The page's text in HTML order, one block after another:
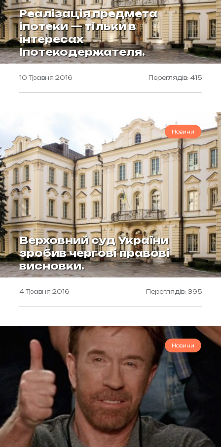
Реалізація предмета
іпотеки — тільки в
інтересах
Іпотекодержателя.
10 Травня 2016 Переглядів: 415
Новини
Верховний суд України
зробив чергові правові
висновки.
4 Травня 2016 Переглядів: 395
Новини